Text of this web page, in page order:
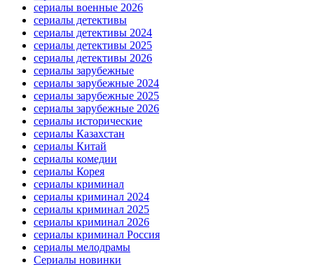
сериалы военные 2026
сериалы детективы
сериалы детективы 2024
сериалы детективы 2025
сериалы детективы 2026
сериалы зарубежные
сериалы зарубежные 2024
сериалы зарубежные 2025
сериалы зарубежные 2026
сериалы исторические
сериалы Казахстан
сериалы Китай
сериалы комедии
сериалы Корея
сериалы криминал
сериалы криминал 2024
сериалы криминал 2025
сериалы криминал 2026
сериалы криминал Россия
сериалы мелодрамы
Сериалы новинки